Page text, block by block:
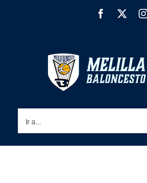
Facebook
Ir a...